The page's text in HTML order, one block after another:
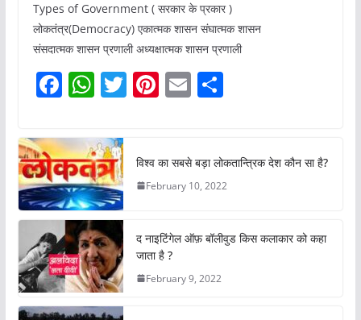
Types of Government ( सरकार के प्रकार )
लोकतंत्र(Democracy) एकात्मक शासन संघात्मक शासन
संसदात्मक शासन प्रणाली अध्यक्षात्मक शासन प्रणाली
F
c
e
b
o
o
k
W
at
s
A
p
p
T
er
Pi
e
st
E
l
S
e
विश्व का सबसे बड़ा लोकतान्त्रिक देश कौन सा है?
February 10, 2022
द नाइटिंगेल ऑफ़ बॉलीवुड किस कलाकार को कहा
जाता है ?
February 9, 2022